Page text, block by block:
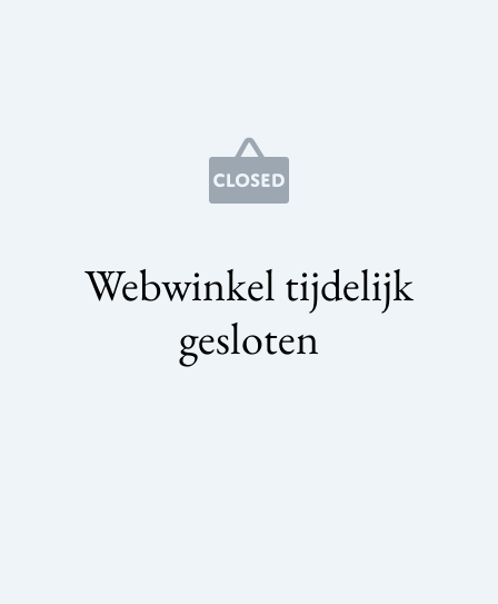
Webwinkel tijdelijk
gesloten